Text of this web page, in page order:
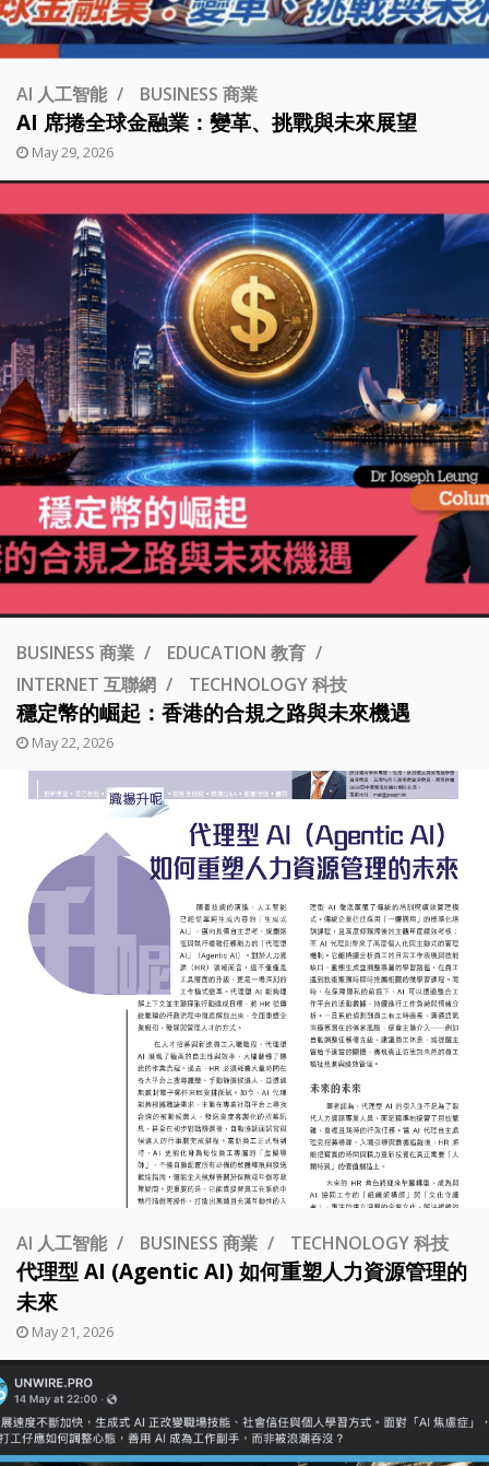
AI 人工智能 BUSINESS 商業
AI 席捲全球金融業：變革、挑戰與未來展望
May 29, 2026
BUSINESS 商業
EDUCATION 教育
INTERNET 互聯網
TECHNOLOGY 科技
穩定幣的崛起：香港的合規之路與未來機遇
May 22, 2026
AI 人工智能 BUSINESS 商業 TECHNOLOGY 科技
代理型 AI (Agentic AI) 如何重塑人力資源管理的
未來
May 21, 2026